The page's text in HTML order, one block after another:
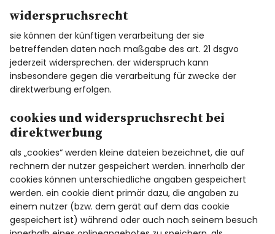
widerspruchsrecht
sie können der künftigen verarbeitung der sie
betreffenden daten nach maßgabe des art. 21 dsgvo
jederzeit widersprechen. der widerspruch kann
insbesondere gegen die verarbeitung für zwecke der
direktwerbung erfolgen.
cookies und widerspruchsrecht bei
direktwerbung
als „cookies“ werden kleine dateien bezeichnet, die auf
rechnern der nutzer gespeichert werden. innerhalb der
cookies können unterschiedliche angaben gespeichert
werden. ein cookie dient primär dazu, die angaben zu
einem nutzer (bzw. dem gerät auf dem das cookie
gespeichert ist) während oder auch nach seinem besuch